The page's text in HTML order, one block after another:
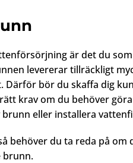
är det du
levererar tillräckligt
Därför bör du skaffa dig
krav om du behöver
brunn eller installera
behöver du ta reda på om
brunn.